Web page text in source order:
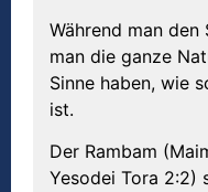
Während man
man die ganze
Sinne haben, wie
ist.
Der Rambam
Yesodei Tora 2:2)